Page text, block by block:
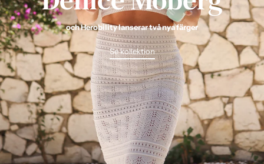
och Herobility lanserar två nya färger
Se kollektion